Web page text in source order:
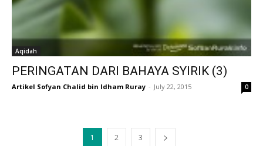
Aqidah
PERINGATAN DARI BAHAYA SYIRIK (3)
Artikel Sofyan Chalid bin Idham Ruray - July 22, 2015 0
1 2 3